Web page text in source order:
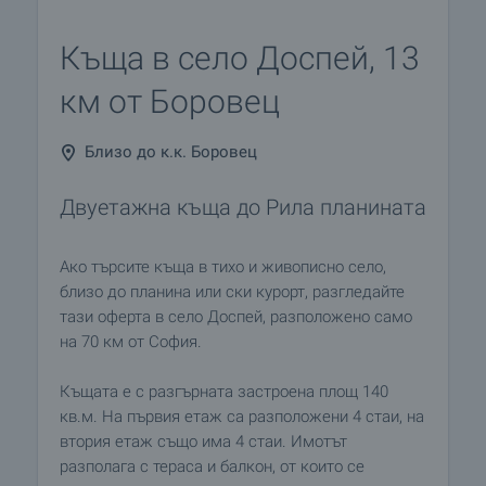
Къща в село Доспей, 13
км от Боровец
Близо до к.к. Боровец
Двуетажна къща до Рила планината
Ако търсите къща в тихо и живописно село,
близо до планина или ски курорт, разгледайте
тази оферта в село Доспей, разположено само
на 70 км от София.
Къщата е с разгърната застроена площ 140
кв.м. На първия етаж са разположени 4 стаи, на
втория етаж също има 4 стаи. Имотът
разполага с тераса и балкон, от които се